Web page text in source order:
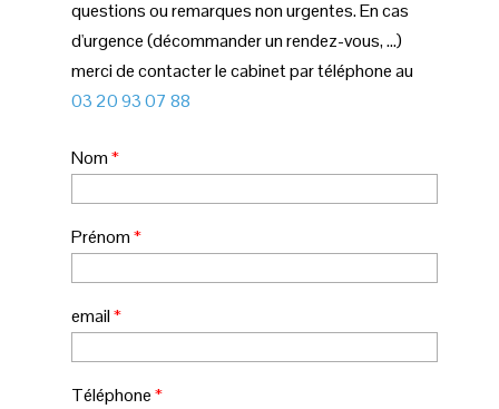
questions ou remarques non urgentes. En cas
d'urgence (décommander un rendez-vous, ...)
merci de contacter le cabinet par téléphone au
03 20 93 07 88
Nom*
Prénom*
email*
Téléphone*